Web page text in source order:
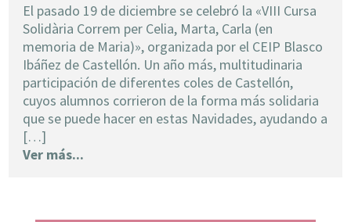
El pasado 19 de diciembre se celebró la «VIII Cursa
Solidària Correm per Celia, Marta, Carla (en
memoria de Maria)», organizada por el CEIP Blasco
Ibáñez de Castellón. Un año más, multitudinaria
participación de diferentes coles de Castellón,
cuyos alumnos corrieron de la forma más solidaria
que se puede hacer en estas Navidades, ayudando a
[…]
Ver más...